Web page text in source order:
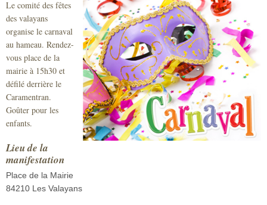
Sécurité civile
Sécurité publique
Le comité des fêtes
des valayans
organise le carnaval
au hameau. Rendez-
vous place de la
mairie à 15h30 et
défilé derrière le
Caramentran.
Goûter pour les
enfants.
Lieu de la
manifestation
Place de la Mairie
84210 Les Valayans